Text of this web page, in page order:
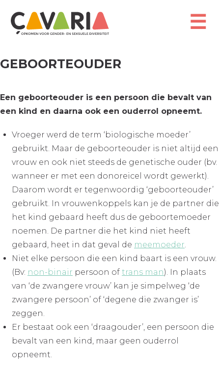
naar
☰
GEBOORTEOUDER
Een geboorteouder is een persoon die bevalt van
een kind en daarna ook een ouderrol opneemt.
Vroeger werd de term ‘biologische moeder’
gebruikt. Maar de geboorteouder is niet altijd een
vrouw en ook niet steeds de genetische ouder (bv.
wanneer er met een donoreicel wordt gewerkt).
Daarom wordt er tegenwoordig ‘geboorteouder’
gebruikt. In vrouwenkoppels kan je de partner die
het kind gebaard heeft dus de geboortemoeder
noemen. De partner die het kind niet heeft
gebaard, heet in dat geval de meemoeder.
Niet elke persoon die een kind baart is een vrouw.
(Bv: non-binair persoon of trans man). In plaats
van ‘de zwangere vrouw’ kan je simpelweg ‘de
zwangere persoon’ of ‘degene die zwanger is’
zeggen.
Er bestaat ook een ‘draagouder’, een persoon die
bevalt van een kind, maar geen ouderrol
opneemt.